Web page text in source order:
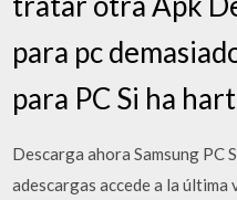
para pc
para PC Si ha
Descarga ahora Samsung PC
adescargas accede a la última